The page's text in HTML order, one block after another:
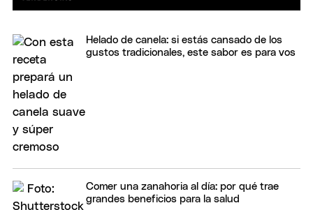
Helado de canela: si estás cansado de los
gustos tradicionales, este sabor es para vos
Comer una zanahoria al día: por qué trae
grandes beneficios para la salud